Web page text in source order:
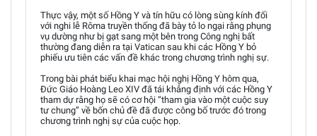
Thực vậy, một số Hồng Y và tín hữu có lòng sùng kính đối
với nghi lễ Rôma truyền thống đã bày tỏ lo ngại rằng phụng
vụ dường như bị gạt sang một bên trong Công nghị bất
thường đang diễn ra tại Vatican sau khi các Hồng Y bỏ
phiếu ưu tiên các vấn đề khác trong chương trình nghị sự.
Trong bài phát biểu khai mạc hội nghị Hồng Y hôm qua,
Đức Giáo Hoàng Leo XIV đã tái khẳng định với các Hồng Y
tham dự rằng họ sẽ có cơ hội “tham gia vào một cuộc suy
tư chung” về bốn chủ đề đã được công bố trước đó trong
chương trình nghị sự của cuộc họp.